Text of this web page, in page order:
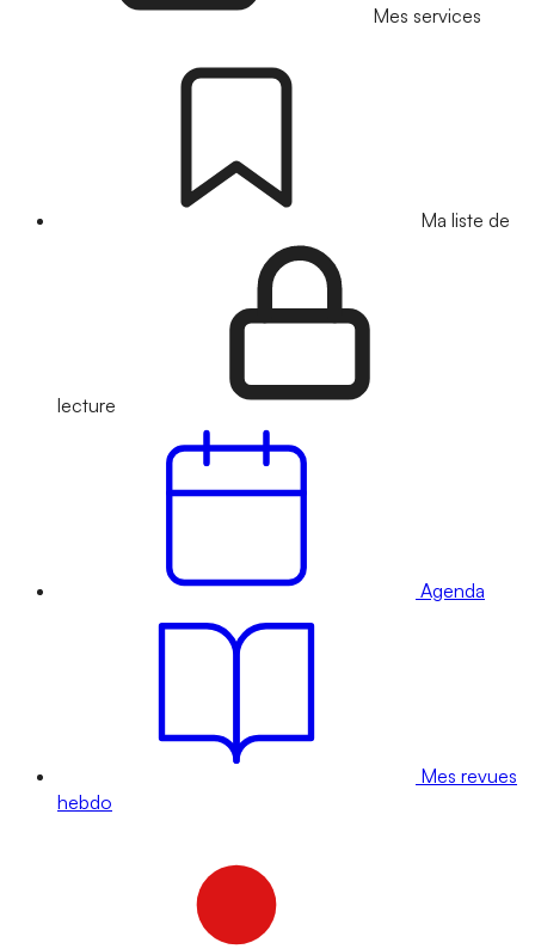
Mes services
Ma liste de
lecture
Agenda
Mes revues
hebdo